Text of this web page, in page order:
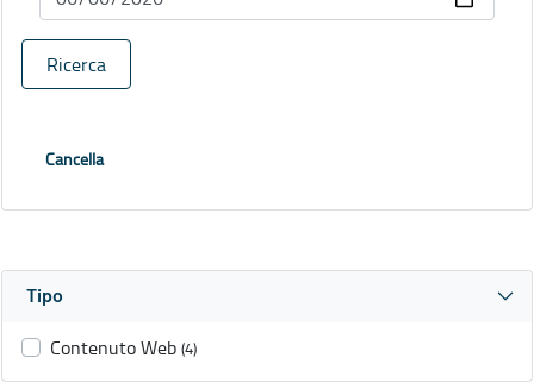
Ricerca
Cancella
Tipo
Contenuto Web (4)